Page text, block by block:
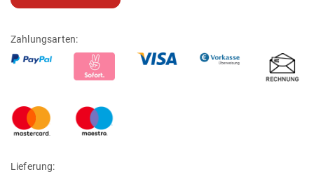
Zahlungsarten:
Lieferung: